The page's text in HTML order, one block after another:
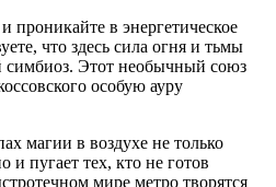
проникайте в энергетическое
что здесь сила огня и тьмы
симбиоз. Этот необычный союз
особую ауру
магии в воздухе не только
пугает тех, кто не готов
мире метро творятся